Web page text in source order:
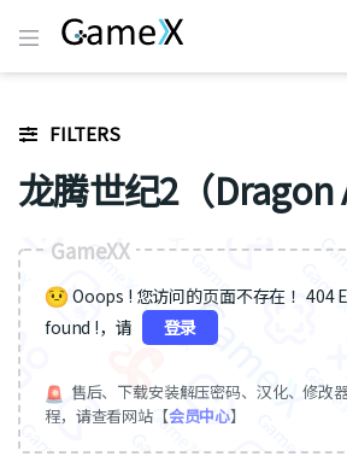
FILTERS
龙腾世纪2（Dragon
GameXX
Ooops ! 您访问的页面不存在 ！404
found !，请
登录
售后、下载安装解压密码、汉化、修改
程，请查看网站【会员中心】